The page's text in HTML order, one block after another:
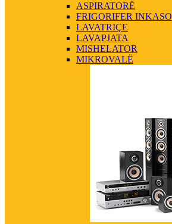
ASPIRATORË
FRIGORIFER INKASO
LAVATRIÇE
LAVAPJATA
MISHELATOR
MIKROVALË